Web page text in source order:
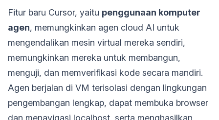
Fitur baru Cursor, yaitu penggunaan komputer
agen, memungkinkan agen cloud AI untuk
mengendalikan mesin virtual mereka sendiri,
memungkinkan mereka untuk membangun,
menguji, dan memverifikasi kode secara mandiri.
Agen berjalan di VM terisolasi dengan lingkungan
pengembangan lengkap, dapat membuka browser
dan menavigasi localhost, serta menghasilkan